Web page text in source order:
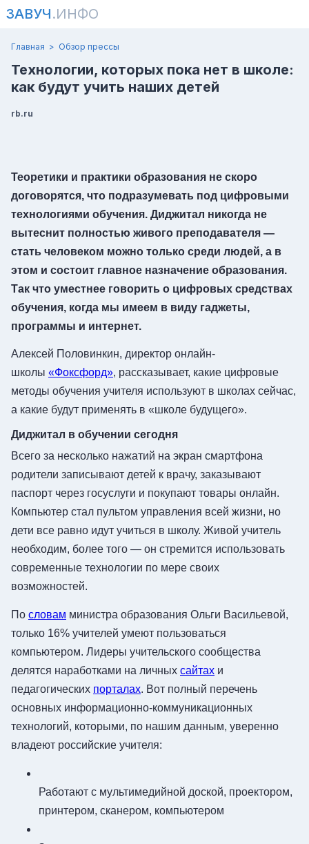
ЗАВУЧ.ИНФО
Главная Обзор прессы
Технологии, которых пока нет в школе:
как будут учить наших детей
rb.ru
Теоретики и практики образования не скоро
договорятся, что подразумевать под цифровыми
технологиями обучения. Диджитал никогда не
вытеснит полностью живого преподавателя —
стать человеком можно только среди людей, а в
этом и состоит главное назначение образования.
Так что уместнее говорить о цифровых средствах
обучения, когда мы имеем в виду гаджеты,
программы и интернет.
Алексей Половинкин, директор онлайн-
школы «Фоксфорд», рассказывает, какие цифровые
методы обучения учителя используют в школах сейчас,
а какие будут применять в «школе будущего».
Диджитал в обучении сегодня
Всего за несколько нажатий на экран смартфона
родители записывают детей к врачу, заказывают
паспорт через госуслуги и покупают товары онлайн.
Компьютер стал пультом управления всей жизни, но
дети все равно идут учиться в школу. Живой учитель
необходим, более того — он стремится использовать
современные технологии по мере своих
возможностей.
По словам министра образования Ольги Васильевой,
только 16% учителей умеют пользоваться
компьютером. Лидеры учительского сообщества
делятся наработками на личных сайтах и
педагогических порталах. Вот полный перечень
основных информационно-коммуникационных
технологий, которыми, по нашим данным, уверенно
владеют российские учителя:
Работают с мультимедийной доской, проектором,
принтером, сканером, компьютером